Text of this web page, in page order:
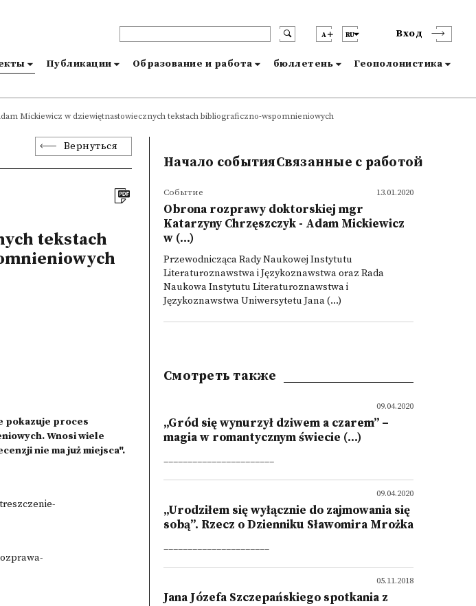
A RU Вход
Публикации Образование и работа бюллетень Геополонистика
Mickiewicz w dziewiętnastowiecznych tekstach bibliograficzno-wspomnieniowych
Вернуться
tekstach
pokazuje proces
Wnosi wiele
nie ma już miejsca".
Начало событияСвязанные с работой
13.01.2020
Событие
Obrona rozprawy doktorskiej mgr
Katarzyny Chrzęszczyk - Adam Mickiewicz
w (...)
Przewodnicząca Rady Naukowej Instytutu
Literaturoznawstwa i Językoznawstwa oraz Rada
Naukowa Instytutu Literaturoznawstwa i
Językoznawstwa Uniwersytetu Jana (...)
Смотреть также
09.04.2020
„Gród się wynurzył dziwem a czarem” –
magia w romantycznym świecie (...)
_______________________
09.04.2020
„Urodziłem się wyłącznie do zajmowania się
sobą”. Rzecz o Dzienniku Sławomira Mrożka
______________________
05.11.2018
Jana Józefa Szczepańskiego spotkania z